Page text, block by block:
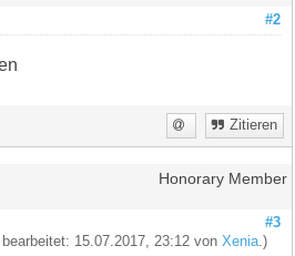
#2
Zitieren
Honorary Member
#3
15.07.2017, 23:12 vonXenia .)